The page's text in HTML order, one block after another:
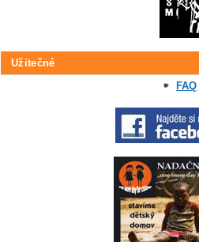
Užitečné
FAQ